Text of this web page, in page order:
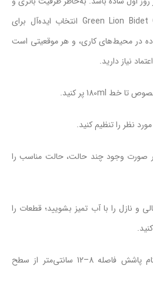
طراحی جمع‌وجور، Green Lion Bidet Compact انتخاب ایده‌آل برای
در محیط‌های کاری، و هر موقعیتی است
نیاز دارید.
در صورت وجود چند حالت، حالت مناسب را
و نازل را با آب تمیز بشویید؛ قطعات را
نکته: برای بهترین فشار، هنگام پاشش فاصله 8–12 سانتی‌متر از سطح